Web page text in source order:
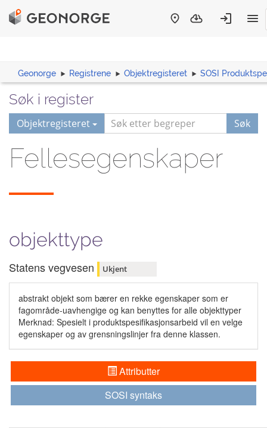
Geonorge Registrene Objektregisteret SOSI
Søk i register
Objektregisteret Søk
Fellesegenskaper
objekttype
Statens vegvesen Ukjent
abstrakt objekt som bærer en rekke egenskaper som er
fagområde-uavhengige og kan benyttes for alle objekttyper
Merknad: Spesielt i produktspesifikasjonsarbeid vil en velge
egenskaper og av grensningslinjer fra denne klassen.
Attributter
SOSI syntaks